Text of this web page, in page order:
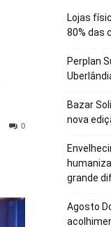
0
Lojas
80% das
Perplan
Bazar
nova
grande
Agosto